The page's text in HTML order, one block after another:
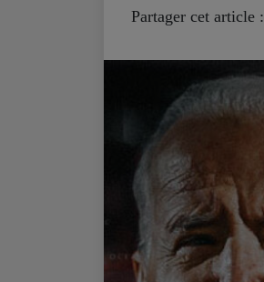
Partager cet article :